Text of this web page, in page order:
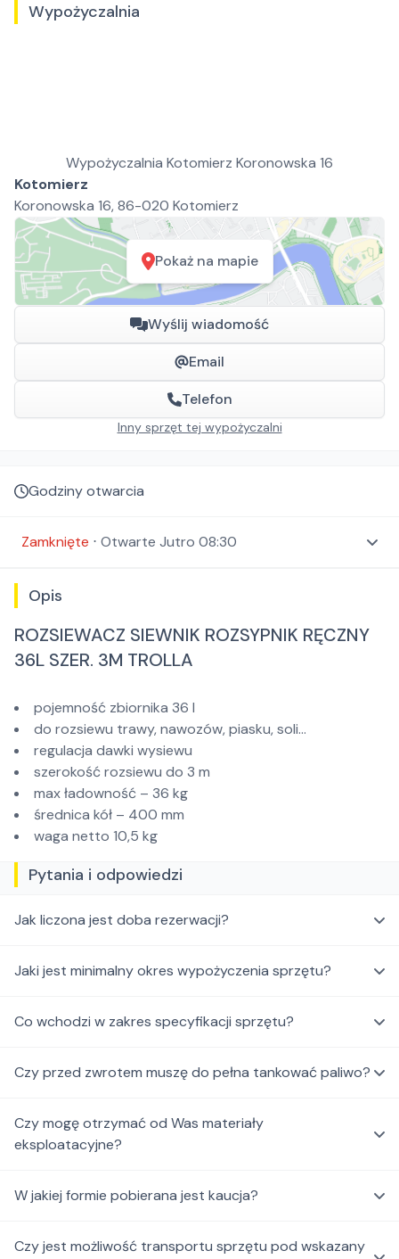
Wypożyczalnia
Wypożyczalnia Kotomierz Koronowska 16
Kotomierz
Koronowska 16, 86-020 Kotomierz
Pokaż na mapie
Wyślij wiadomość
Email
Telefon
Inny sprzęt tej wypożyczalni
Godziny otwarcia
Zamknięte ⋅ Otwarte Jutro 08:30
Opis
ROZSIEWACZ SIEWNIK ROZSYPNIK RĘCZNY
36L SZER. 3M TROLLA
pojemność zbiornika 36 l
do rozsiewu trawy, nawozów, piasku, soli…
regulacja dawki wysiewu
szerokość rozsiewu do 3 m
max ładowność – 36 kg
średnica kół – 400 mm
waga netto 10,5 kg
Pytania i odpowiedzi
Jak liczona jest doba rezerwacji?
Jaki jest minimalny okres wypożyczenia sprzętu?
Co wchodzi w zakres specyfikacji sprzętu?
Czy przed zwrotem muszę do pełna tankować paliwo?
Czy mogę otrzymać od Was materiały
eksploatacyjne?
W jakiej formie pobierana jest kaucja?
Czy jest możliwość transportu sprzętu pod wskazany